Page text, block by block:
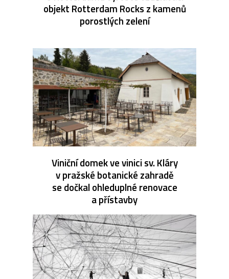
objekt Rotterdam Rocks z kamenů
porostlých zelení
Viniční domek ve vinici sv. Kláry
v pražské botanické zahradě
se dočkal ohleduplné renovace
a přístavby